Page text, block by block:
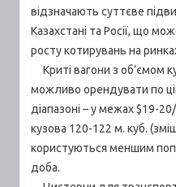
відзначають суттєве
Казахстані та Росії, що
росту котирувань на
Криті вагони з об’ємом
можливо орендувати по
діапазоні – у межах $19-
кузова 120-122 м. куб.
користуються меншим
доба.